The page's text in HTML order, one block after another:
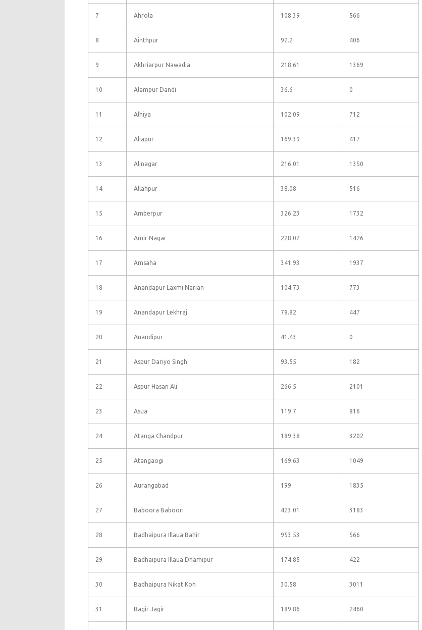
7 Ahrola 108.39 566
8 Ainthpur 92.2 406
9 Akhriarpur Nawadia 218.61 1369
10 Alampur Dandi 36.6 0
11 Alhiya 102.09 712
12 Aliapur 169.39 417
13 Alinagar 216.01 1350
14 Allahpur 38.08 516
15 Amberpur 326.23 1732
16 Amir Nagar 228.02 1426
17 Amsaha 341.93 1937
18 Anandapur Laxmi Narian 104.73 773
19 Anandapur Lekhraj 78.82 447
20 Anandipur 41.43 0
21 Aspur Dariyo Singh 93.55 182
22 Aspur Hasan Ali 266.5 2101
23 Asua 119.7 816
24 Atanga Chandpur 189.38 3202
25 Atangaogi 169.63 1049
26 Aurangabad 199 1835
27 Baboora Baboori 423.01 3183
28 Badhaipura Illaua Bahir 953.53 566
29 Badhaipura Illaua Dhamipur 174.85 422
30 Badhaipura Nikat Koh 30.58 3011
31 Bagir Jagir 189.86 2460